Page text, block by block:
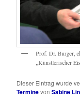
Prof. Dr. Burger,
„Künstlerischer
Dieser Eintrag wurde
TerminevonSabine